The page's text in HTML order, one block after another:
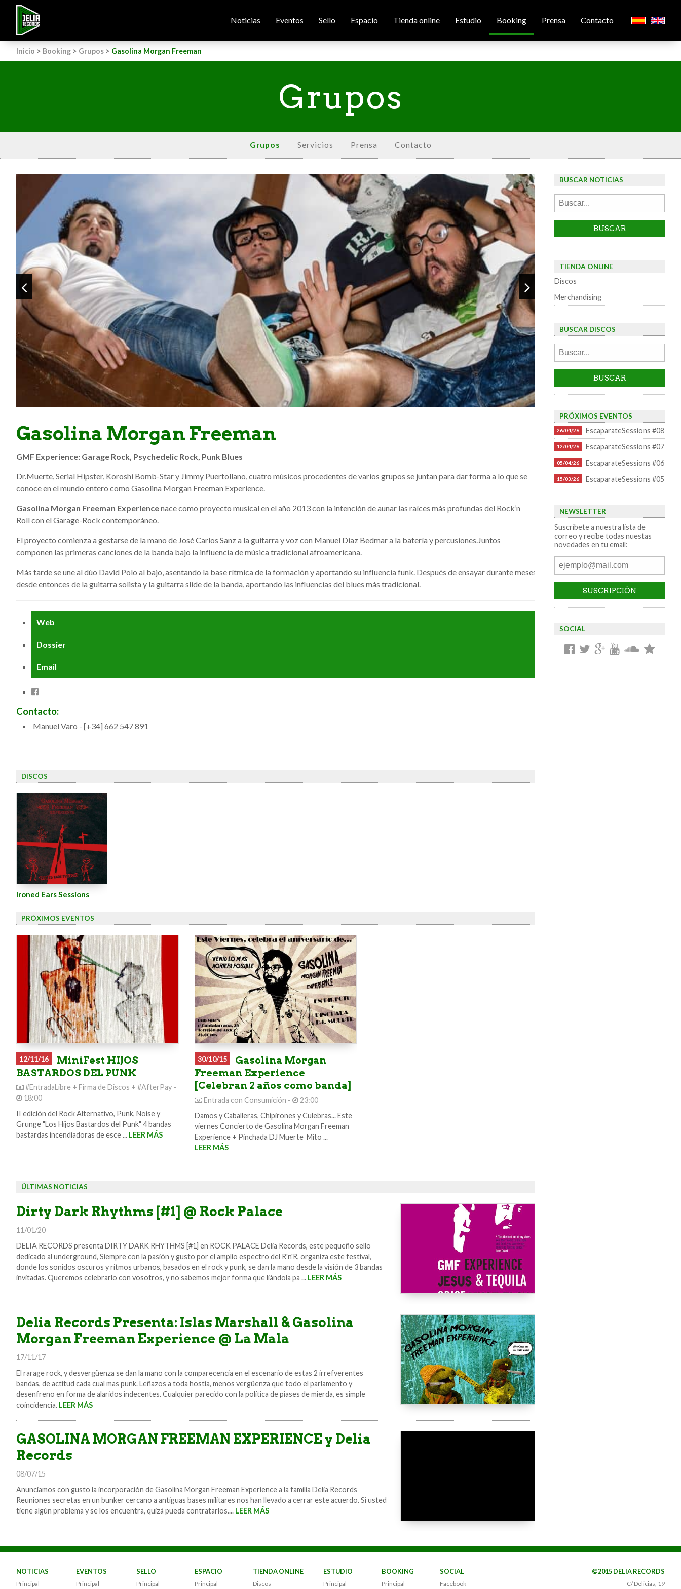
Noticias Eventos Sello Espacio Tienda online Estudio Booking Prensa Contacto
Inicio > Booking > Grupos > Gasolina Morgan Freeman
Grupos
Grupos Servicios Prensa Contacto
Gasolina Morgan Freeman
GMF Experience: Garage Rock, Psychedelic Rock, Punk Blues
Dr.Muerte, Serial Hipster, Koroshi Bomb-Star y Jimmy Puertollano, cuatro músicos procedentes de varios grupos se juntan para dar forma a lo que se
conoce en el mundo entero como Gasolina Morgan Freeman Experience.
Gasolina Morgan Freeman Experiencenace como proyecto musical en el año 2013 con la intención de aunar las raíces más profundas del Rock’n
Roll con el Garage-Rock contemporáneo.
El proyecto comienza a gestarse de la mano de José Carlos Sanz a la guitarra y voz con Manuel Díaz Bedmar a la batería y percusiones.Juntos
componen las primeras canciones de la banda bajo la influencia de música tradicional afroamericana.
Más tarde se une al dúo David Polo al bajo, asentando la base rítmica de la formación y aportando su influencia funk. Después de ensayar durante meses como trío y perfilar el sonido incisivo
desde entonces de la guitarra solista y la guitarra slide de la banda, aportando las influencias del blues más tradicional.
Web
Dossier
Email
Contacto:
Manuel Varo - [+34] 662 547 891
DISCOS
Ironed Ears Sessions
PRÓXIMOS EVENTOS
12/11/16
MiniFest HIJOS
BASTARDOS DEL PUNK
#EntradaLibre + Firma de Discos + #AfterPay -
18:00
II edición del Rock Alternativo, Punk, Noise y
Grunge "Los Hijos Bastardos del Punk" 4 bandas
bastardas incendiadoras de esce ... LEER MÁS
30/10/15
Gasolina Morgan
Freeman Experience
[Celebran 2 años como banda]
Entrada con Consumición -
23:00
Damos y Caballeras, Chipirones y Culebras... Este
viernes Concierto de Gasolina Morgan Freeman
Experience + Pinchada DJ Muerte Mito ...
LEER MÁS
ÚLTIMAS NOTICIAS
Dirty Dark Rhythms [#1] @ Rock Palace
11/01/20
DELIA RECORDS presenta DIRTY DARK RHYTHMS [#1] en ROCK PALACE Delia Records, este pequeño sello
dedicado al underground, Siempre con la pasión y gusto por el amplio espectro del R'n'R, organiza este festival,
donde los sonidos oscuros y ritmos urbanos, basados en el rock y punk, se dan la mano desde la visión de 3 bandas
invitadas. Queremos celebrarlo con vosotros, y no sabemos mejor forma que liándola pa ... LEER MÁS
Delia Records Presenta: Islas Marshall & Gasolina
Morgan Freeman Experience @ La Mala
17/11/17
El rarage rock, y desvergüenza se dan la mano con la comparecencia en el escenario de estas 2 irrefverentes
bandas, de actitud cada cual mas punk. Leñazos a toda hostia, menos vergüenza que todo el parlamento y
desenfreno en forma de alaridos indecentes. Cualquier parecido con la política de piases de mierda, es simple
coincidencia. LEER MÁS
GASOLINA MORGAN FREEMAN EXPERIENCE y Delia
Records
08/07/15
Anunciamos con gusto la incorporación de Gasolina Morgan Freeman Experience a la familia Delia Records
Reuniones secretas en un bunker cercano a antiguas bases militares nos han llevado a cerrar este acuerdo. Si usted
tiene algún problema y se los encuentra, quizá pueda contratarlos.... LEER MÁS
BUSCAR NOTICIAS
TIENDA ONLINE
Discos
Merchandising
BUSCAR DISCOS
PRÓXIMOS EVENTOS
26/04/26 EscaparateSessions #08
12/04/26 EscaparateSessions #07
05/04/26 EscaparateSessions #06
15/03/26 EscaparateSessions #05
NEWSLETTER
Suscríbete a nuestra lista de
correo y recibe todas nuestas
novedades en tu email:
SOCIAL
NOTICIAS
Principal
EVENTOS
Principal
SELLO
Principal
ESPACIO
Principal
TIENDA ONLINE
Discos
ESTUDIO
Principal
BOOKING
Principal
SOCIAL
Facebook
©2015 DELIA RECORDS
C/ Delicias, 19